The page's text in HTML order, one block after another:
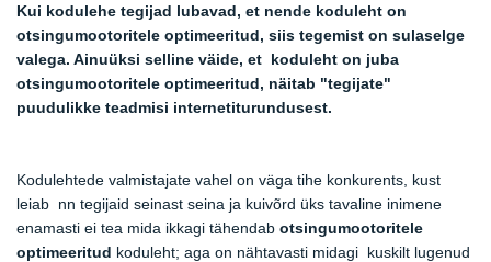
Kui kodulehe tegijad lubavad, et nende koduleht on
otsingumootoritele optimeeritud, siis tegemist on sulaselge
valega. Ainuüksi selline väide, et koduleht on juba
otsingumootoritele optimeeritud, näitab "tegijate"
puudulikke teadmisi internetiturundusest.
Kodulehtede valmistajate vahel on väga tihe konkurents, kust
leiab nn tegijaid seinast seina ja kuivõrd üks tavaline inimene
enamasti ei tea mida ikkagi tähendab otsingumootoritele
optimeeritud koduleht; aga on nähtavasti midagi kuskilt lugenud